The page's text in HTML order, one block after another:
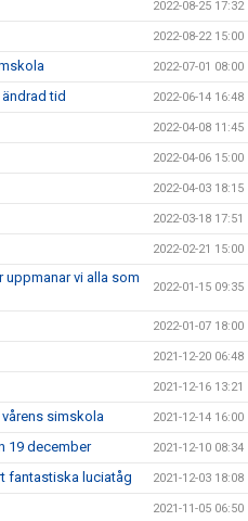
2022-08-25 17:32
2022-08-22 15:00
2022-07-01 08:00
tid 2022-06-14 16:48
2022-04-08 11:45
2022-04-06 15:00
2022-04-03 18:15
2022-03-18 17:51
2022-02-21 15:00
uppmanar vi alla som
2022-01-15 09:35
2022-01-07 18:00
2021-12-20 06:48
2021-12-16 13:21
simskola 2021-12-14 16:00
19 december 2021-12-10 08:34
fantastiska luciatåg 2021-12-03 18:08
2021-11-05 06:50